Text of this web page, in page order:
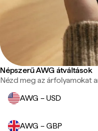
Népszerű AWG átváltások
Nézd meg az árfolyamokat
AWG – USD
AWG – GBP